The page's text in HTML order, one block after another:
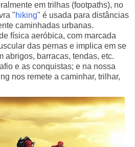
em trilhas (footpaths), no
"hiking" é usada para distâncias
caminhadas urbanas.
física aeróbica, com marcada
das pernas e implica em se
abrigos, barracas, tendas, etc.
e as conquistas; e na nossa
nos remete a caminhar, trilhar,